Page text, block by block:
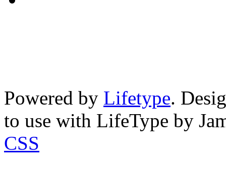
Powered by Lifetype.
to use with LifeType by
CSS